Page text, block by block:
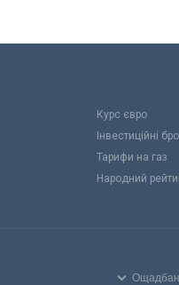
Курс євро
Інвестиційні
Тарифи на газ
Народний